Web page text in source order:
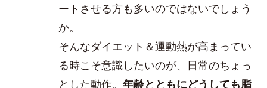
ートさせる方も多いのではないでしょう
か。
そんなダイエット＆運動熱が高まってい
る時こそ意識したいのが、日常のちょっ
とした動作。年齢とともにどうしても脂